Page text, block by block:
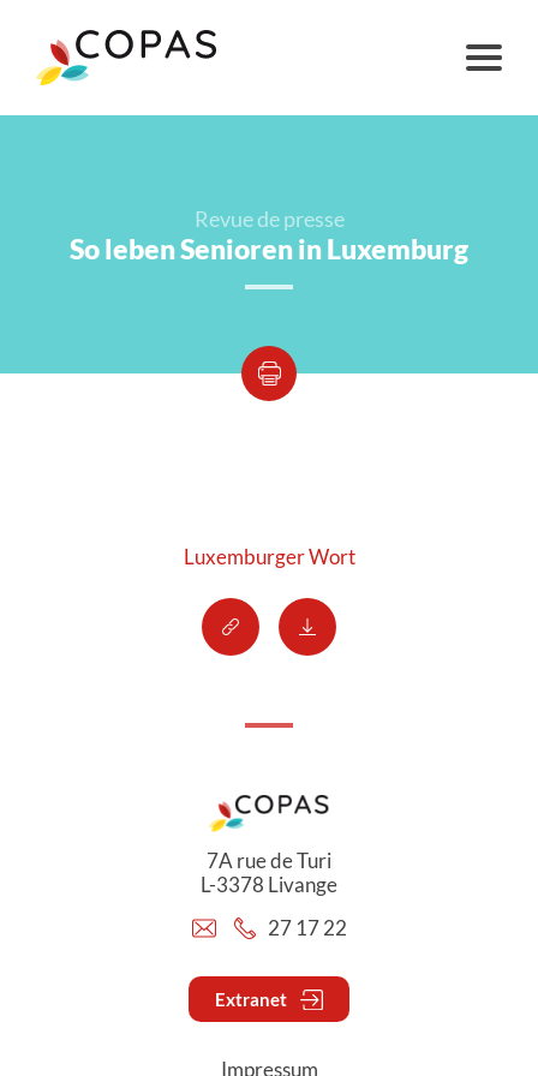
Revue de presse
So leben Senioren in Luxemburg
Luxemburger Wort
7A rue de Turi
L-3378 Livange
27 17 22
Extranet
Impressum